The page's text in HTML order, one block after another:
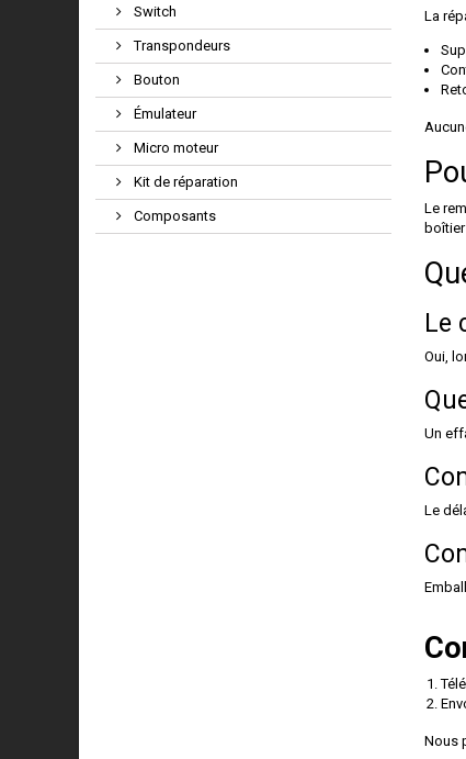
Switch
Transpondeurs
Bouton
Émulateur
Micro moteur
Kit de réparation
Composants
La
Le
Le
Oui,
Un
Le
Nous